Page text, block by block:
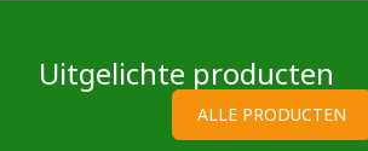
Uitgelichte producten
ALLE PRODUCTEN